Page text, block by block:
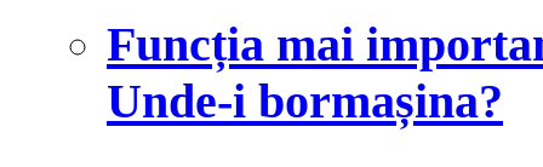
Funcția mai
Unde-i bormașina?